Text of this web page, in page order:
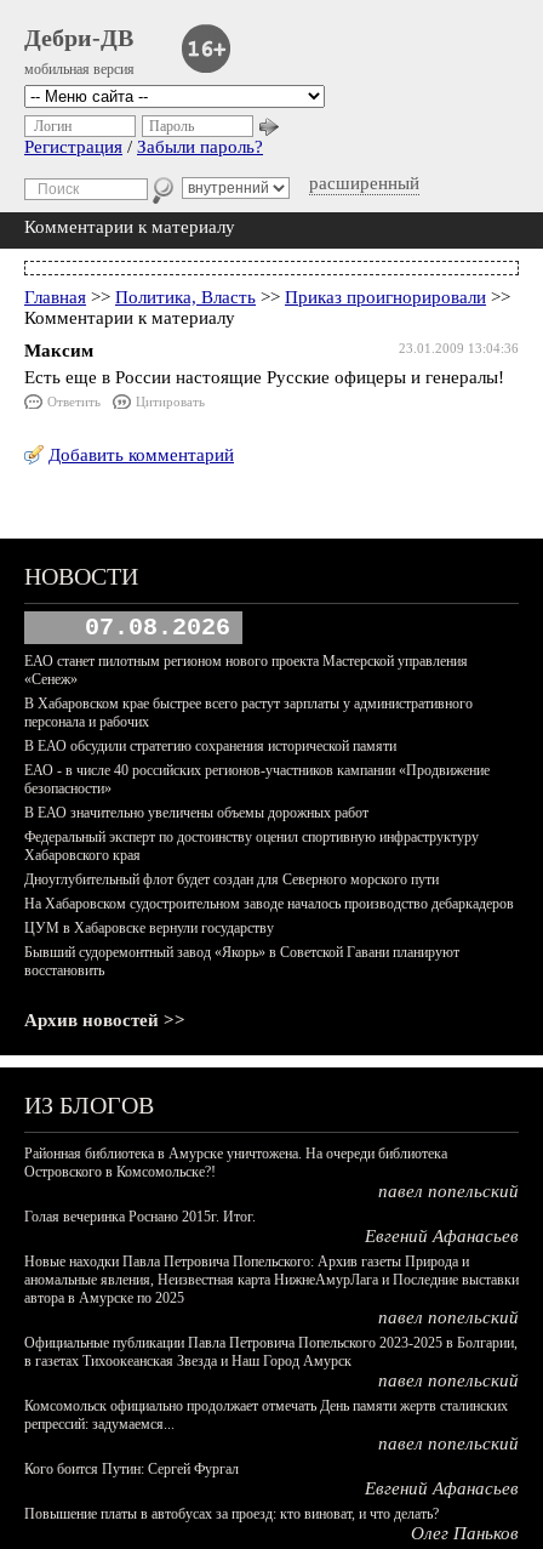
Дебри-ДВ
мобильная версия
расширенный
Логин Пароль
Регистрация / Забыли пароль?
Комментарии к материалу
Главная >> Политика, Власть >> Приказ проигнорировали >>
Комментарии к материалу
23.01.2009 13:04:36
Максим
Есть еще в России настоящие Русские офицеры и генералы!
Ответить Цитировать
Добавить комментарий
НОВОСТИ
07.08.2026
ЕАО станет пилотным регионом нового проекта Мастерской управления
«Сенеж»
В Хабаровском крае быстрее всего растут зарплаты у административного
персонала и рабочих
В ЕАО обсудили стратегию сохранения исторической памяти
ЕАО - в числе 40 российских регионов-участников кампании «Продвижение
безопасности»
В ЕАО значительно увеличены объемы дорожных работ
Федеральный эксперт по достоинству оценил спортивную инфраструктуру
Хабаровского края
Дноуглубительный флот будет создан для Северного морского пути
На Хабаровском судостроительном заводе началось производство дебаркадеров
ЦУМ в Хабаровске вернули государству
Бывший судоремонтный завод «Якорь» в Советской Гавани планируют
восстановить
Архив новостей >>
ИЗ БЛОГОВ
Районная библиотека в Амурске уничтожена. На очереди библиотека
Островского в Комсомольске?!
павел попельский
Голая вечеринка Роснано 2015г. Итог.
Евгений Афанасьев
Новые находки Павла Петровича Попельского: Архив газеты Природа и
аномальные явления, Неизвестная карта НижнеАмурЛага и Последние выставки
автора в Амурске по 2025
павел попельский
Официальные публикации Павла Петровича Попельского 2023-2025 в Болгарии,
в газетах Тихоокеанская Звезда и Наш Город Амурск
павел попельский
Комсомольск официально продолжает отмечать День памяти жертв сталинских
репрессий: задумаемся...
павел попельский
Кого боится Путин: Сергей Фургал
Евгений Афанасьев
Повышение платы в автобусах за проезд: кто виноват, и что делать?
Олег Паньков